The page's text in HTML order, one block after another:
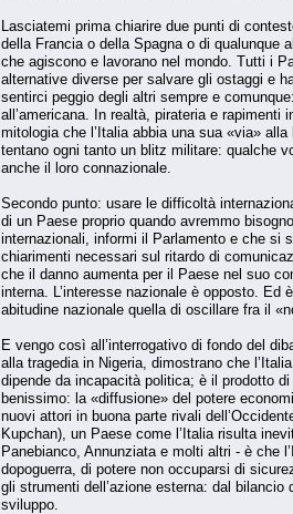
Lasciatemi prima chiarire due punti di
della Francia o della Spagna o di qualunque
che agiscono e lavorano nel mondo. Tutti i
alternative diverse per salvare gli ostaggi e
sentirci peggio degli altri sempre e
all’americana. In realtà, pirateria e rapimenti
mitologia che l’Italia abbia una sua «via»
tentano ogni tanto un blitz militare: qualche
anche il loro connazionale.
Secondo punto: usare le difficoltà
di un Paese proprio quando avremmo
internazionali, informi il Parlamento e che si
chiarimenti necessari sul ritardo di
che il danno aumenta per il Paese nel suo
interna. L’interesse nazionale è opposto. Ed
abitudine nazionale quella di oscillare fra il
E vengo così all’interrogativo di fondo del
alla tragedia in Nigeria, dimostrano che
dipende da incapacità politica; è il prodotto
benissimo: la «diffusione» del potere
nuovi attori in buona parte rivali
Kupchan), un Paese come l’Italia risulta
Panebianco, Annunziata e molti altri - è che
dopoguerra, di potere non occuparsi di
gli strumenti dell’azione esterna: dal
sviluppo.